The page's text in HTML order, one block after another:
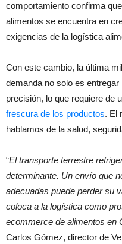
comportamiento confirma
alimentos se encuentra en
exigencias de la logística
Con este cambio, la última
demanda no solo es
precisión, lo que requiere de
frescura de los productos. El
hablamos de la salud,
“El transporte terrestre
determinante. Un envío que
adecuadas puede perder su
coloca a la logística como
ecommerce de alimentos en
Carlos Gómez, director de